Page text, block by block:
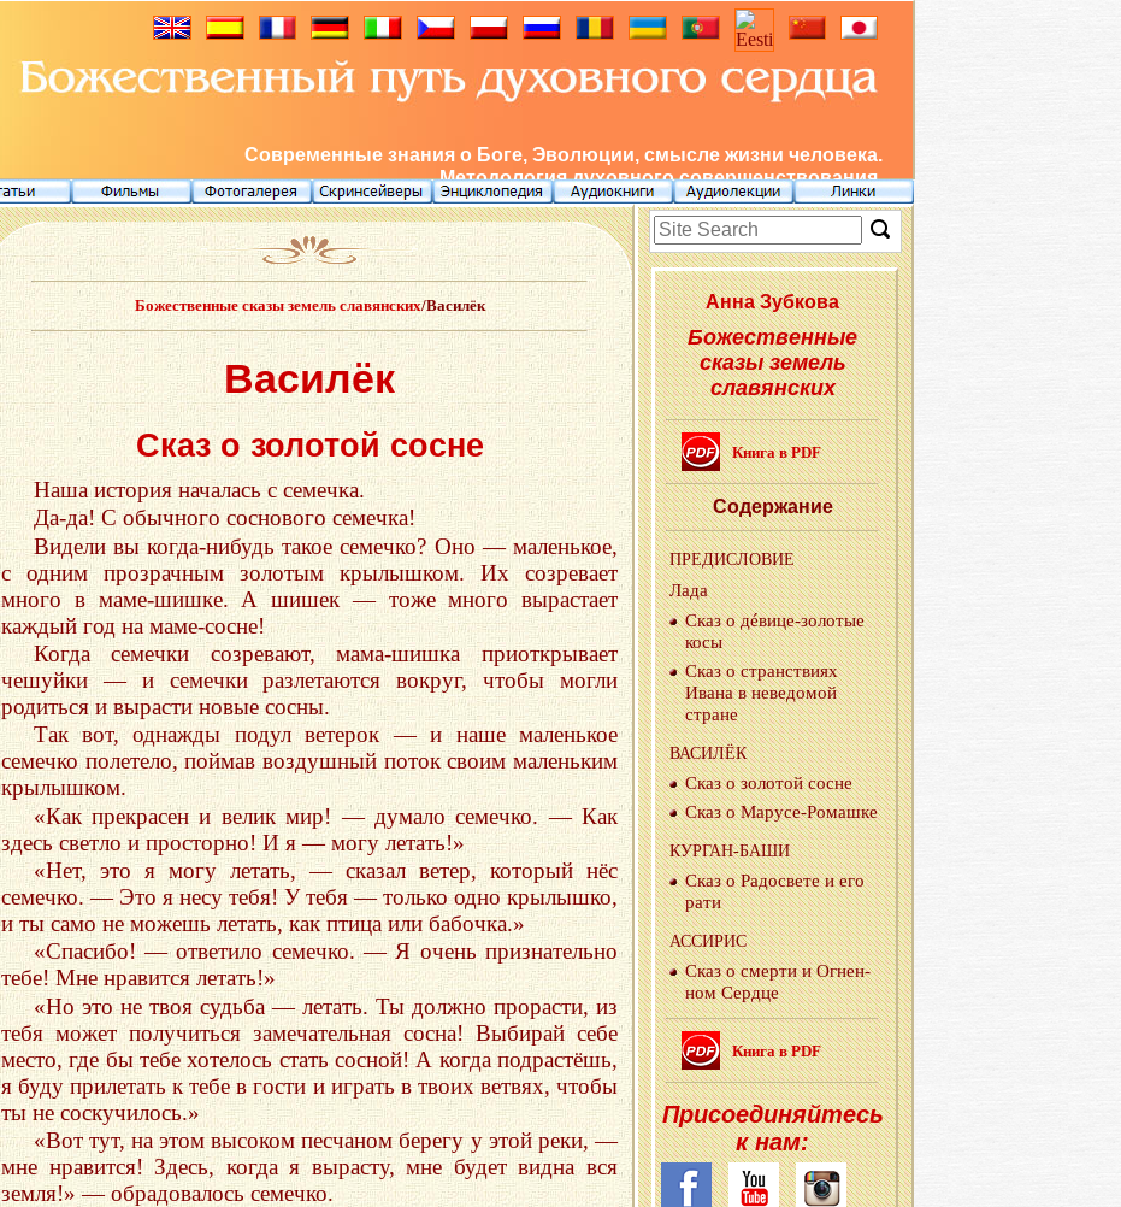
Современные знания о Боге, Эволюции, смысле жизни человека.
Методология духовного совершенствования.
Божественные сказы земель славянских/Василёк
Василёк
Сказ о золотой сосне
Наша история началась с семечка.
Да-да! С обычного соснового семечка!
Видели вы когда-нибудь такое семечко? Оно — маленькое,
с одним прозрачным золотым крылышком. Их созревает
много в маме-шишке. А шишек — тоже много вырастает
каждый год на маме-сосне!
Когда семечки созревают, мама-шишка приоткрывает
чешуйки — и семечки разлетаются вокруг, чтобы могли
родиться и вырасти новые сосны.
Так вот, однажды подул ветерок — и наше маленькое
семечко полетело, поймав воздушный поток своим маленьким
крылышком.
«Как прекрасен и велик мир! — думало семечко. — Как
здесь светло и просторно! И я — могу летать!»
«Нет, это я могу летать, — сказал ветер, который нёс
семечко. — Это я несу тебя! У тебя — только одно крылышко,
и ты само не можешь летать, как птица или бабочка.»
«Спасибо! — ответило семечко. — Я очень признательно
тебе! Мне нравится летать!»
«Но это не твоя судьба — летать. Ты должно прорасти, из
тебя может получиться замечательная сосна! Выбирай себе
место, где бы тебе хотелось стать сосной! А когда подрастёшь,
я буду прилетать к тебе в гости и играть в твоих ветвях, чтобы
ты не соскучилось.»
«Вот тут, на этом высоком песчаном берегу у этой реки, —
мне нравится! Здесь, когда я вырасту, мне будет видна вся
земля!» — обрадовалось семечко.
Анна Зуб­ко­ва
Божественные
сказы земель
славянских
Книга в PDF
Со­дер­жа­ние
ПРЕ­ДИ­СЛО­ВИЕ
Лада
Сказ о дéви­це-зо­ло­тые
косы
Сказ о стран­стви­ях
Ивана в неве­до­мой
стране
ВА­СИ­ЛЁК
Сказ о зо­ло­той сосне
Сказ о Ма­ру­се-Ро­маш­ке
КУР­ГАН-БА­ШИ
Сказ о Ра­до­све­те и его
рати
АС­СИ­РИС
Сказ о смер­ти и Ог­нен­
ном Серд­це
Книга в PDF
При­со­еди­няй­тесь
к нам: